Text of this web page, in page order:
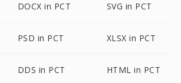
DOCX in PCT SVG in PCT
PSD in PCT XLSX in PCT
DDS in PCT HTML in PCT